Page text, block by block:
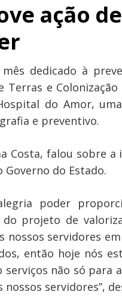
ação
dedicado à
e
do Amor,
e preventivo.
Costa, falou sobre a
do Estado.
poder
projeto de
nossos servidores
então hoje nós
não só para
servidores”,